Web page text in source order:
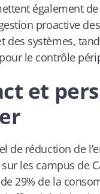
également
proactive
des systèmes,
le contrôle
et
de réduction de
sur les campus de
29% de la